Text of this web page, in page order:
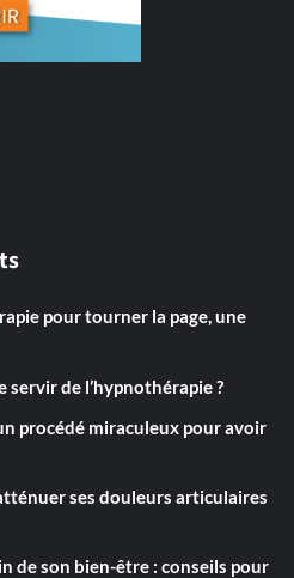
pour tourner la page, une
servir de l’hypnothérapie ?
procédé miraculeux pour avoir
ses douleurs articulaires
de son bien-être : conseils pour